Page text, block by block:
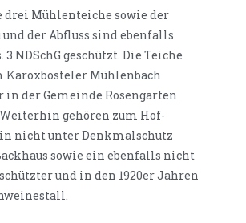
drei Mühlenteiche sowie der
der Abfluss sind ebenfalls
3 NDSchG geschützt. Die Teiche
Karoxbosteler Mühlenbach
in der Gemeinde Rosengarten
gehören zum Hof-
nicht unter Denkmalschutz
sowie ein ebenfalls nicht
und in den 1920er Jahren